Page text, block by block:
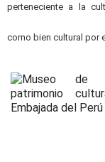
perteneciente a la
como bien cultural por